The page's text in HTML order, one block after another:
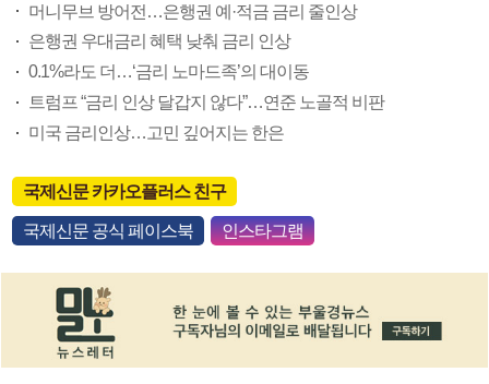
머니무브 방어전…은행권 예·적금 금리 줄인상
은행권 우대금리 혜택 낮춰 금리 인상
0.1%라도 더…‘금리 노마드족’의 대이동
트럼프 “금리 인상 달갑지 않다”…연준 노골적 비판
미국 금리인상…고민 깊어지는 한은
국제신문 카카오플러스 친구
국제신문 공식 페이스북 인스타그램